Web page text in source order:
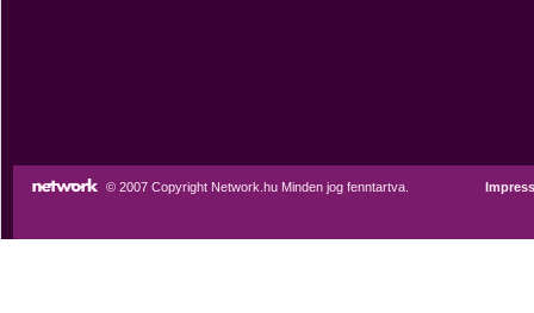
© 2007 Copyright Network.hu Minden jog fenntartva.